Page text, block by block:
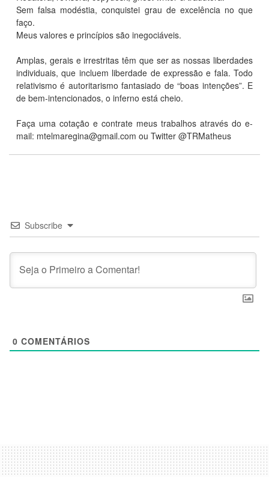
Sem falsa modéstia, conquistei grau de excelência no que
faço.
Meus valores e princípios são inegociáveis.
Amplas, gerais e irrestritas têm que ser as nossas liberdades
individuais, que incluem liberdade de expressão e fala. Todo
relativismo é autoritarismo fantasiado de “boas intenções”. E
de bem-intencionados, o inferno está cheio.
Faça uma cotação e contrate meus trabalhos através do e-
mail: mtelmaregina@gmail.com ou Twitter @TRMatheus
Subscribe
0 COMENTÁRIOS